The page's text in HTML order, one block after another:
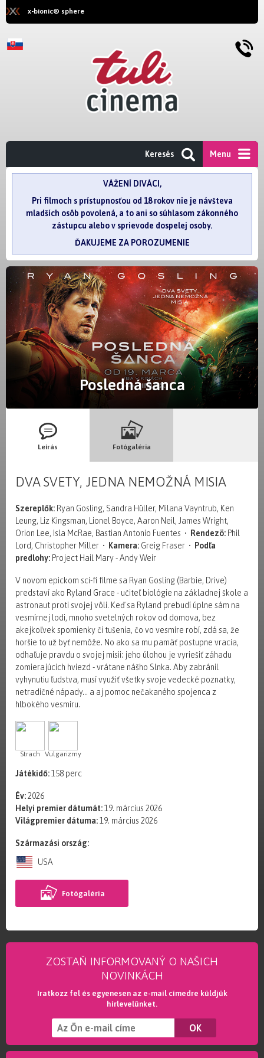
x-bionic® sphere
Menu
Keresés
VÁŽENÍ DIVÁCI,
Pri filmoch s prístupnosťou od 18 rokov nie je návšteva
mladších osôb povolená, a to ani so súhlasom zákonného
zástupcu alebo v sprievode dospelej osoby.
ĎAKUJEME ZA POROZUMENIE
Posledná šanca
Leírás Fotógaléria
DVA SVETY, JEDNA NEMOŽNÁ MISIA
Szereplők: Ryan Gosling, Sandra Hüller, Milana Vayntrub, Ken
Leung, Liz Kingsman, Lionel Boyce, Aaron Neil, James Wright,
Orion Lee, Isla McRae, Bastian Antonio Fuentes • Rendezö: Phil
Lord, Christopher Miller • Kamera: Greig Fraser • Podľa
predlohy: Project Hail Mary - Andy Weir
V novom epickom sci-fi filme sa Ryan Gosling (Barbie, Drive)
predstaví ako Ryland Grace - učiteľ biológie na základnej škole a
astronaut proti svojej vôli. Keď sa Ryland prebudí úplne sám na
vesmírnej lodi, mnoho svetelných rokov od domova, bez
akejkoľvek spomienky či tušenia, čo vo vesmíre robí, zdá sa, že
horšie to už byť nemôže. No ako sa mu pamäť postupne vracia,
odhaľuje pravdu o svojej misii: jeho úlohou je vyriešiť záhadu
zomierajúcich hviezd - vrátane nášho Slnka. Aby zabránil
vyhynutiu ľudstva, musí využiť všetky svoje vedecké poznatky,
netradičné nápady... a aj pomoc nečakaného spojenca z
hlbokého vesmíru.
Strach Vulgarizmy
Játékidő:158 perc
Év:2026
Helyi premier dátumát:19. március 2026
Világpremier dátuma:19. március 2026
Származási ország:
USA
Fotógaléria
ZOSTAŇ INFORMOVANÝ O NAŠICH
NOVINKÁCH
Iratkozz fel és egyenesen az e-mail címedre küldjük
hírlevelünket.